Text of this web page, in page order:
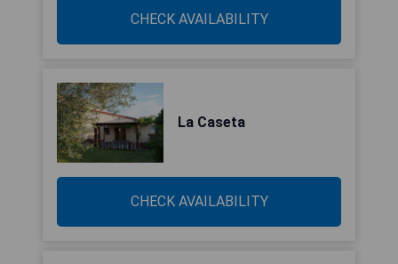
CHECK AVAILABILITY
La Caseta
CHECK AVAILABILITY